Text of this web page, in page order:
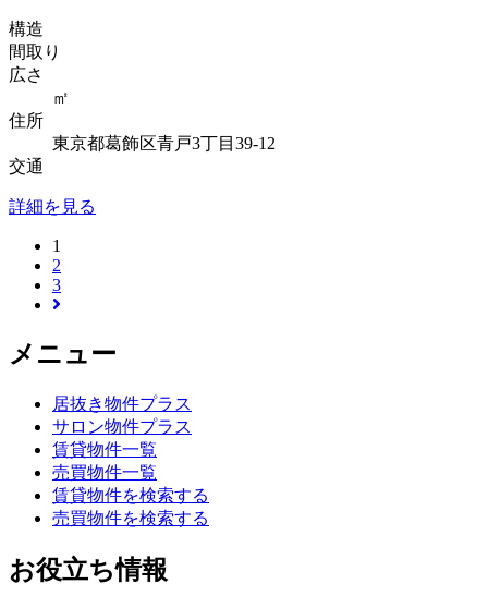
構造
間取り
広さ
㎡
住所
東京都葛飾区青戸3丁目39-12
交通
詳細を見る
1
2
3
メニュー
居抜き物件プラス
サロン物件プラス
賃貸物件一覧
売買物件一覧
賃貸物件を検索する
売買物件を検索する
お役立ち情報